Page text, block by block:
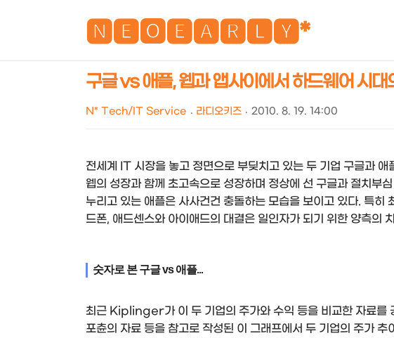
🅽🅴🅾🅴🅰🆁🅻🆈*
구글 vs 애플, 웹과 앱사이에서 하드웨어 시대
N* Tech/IT Service 라디오키즈 2010. 8. 19. 14:00
전세계 IT 시장을 놓고 정면으로 부딪치고 있는 두 기업 구글과 애
웹의 성장과 함께 초고속으로 성장하며 정상에 선 구글과 절치부
누리고 있는 애플은 사사건건 충돌하는 모습을 보이고 있다. 특히
드폰, 애드센스와 아이애드의 대결은 일인자가 되기 위한 양측의
숫자로 본 구글 vs 애플...
최근 Kiplinger가 이 두 기업의 주가와 수익 등을 비교한 자료를
포츈의 자료 등을 참고로 작성된 이 그래프에서 두 기업의 주가